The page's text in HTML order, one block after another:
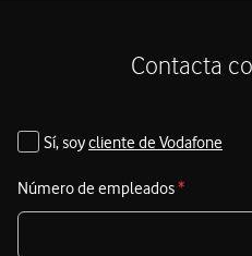
Contacta
Sí, soycliente de Vodafone
Número de empleados*